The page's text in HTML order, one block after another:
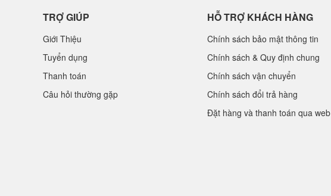
TRỢ GIÚP
Giới Thiệu
Tuyển dụng
Thanh toán
Câu hỏi thường gặp
HỖ TRỢ KHÁCH HÀNG
Chính sách bảo mật thông tin
Chính sách & Quy định chung
Chính sách vận chuyển
Chính sách đổi trả hàng
Đặt hàng và thanh toán qua web